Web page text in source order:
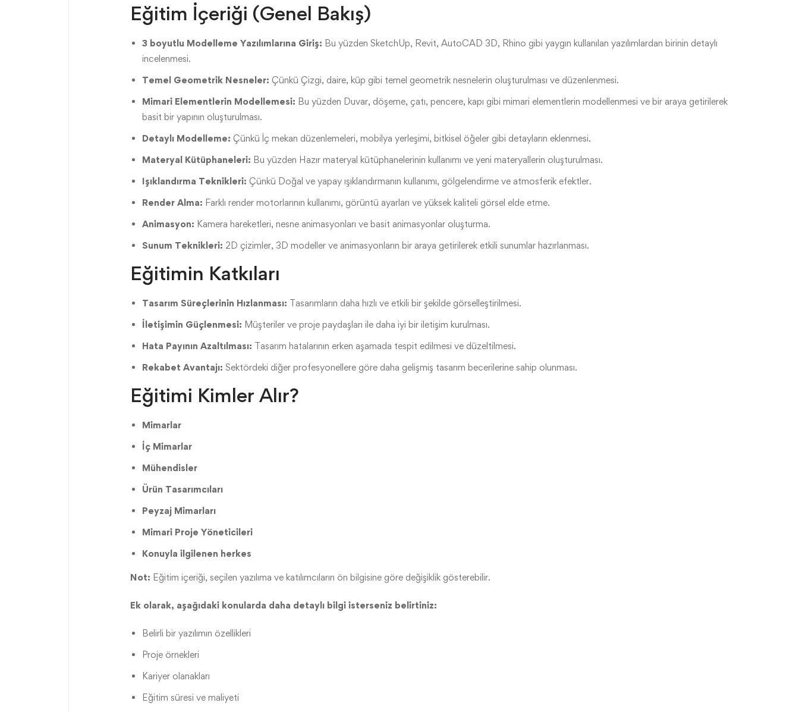
Eğitim İçeriği (Genel Bakış)
3 boyutlu Modelleme Yazılımlarına Giriş: Bu yüzden SketchUp, Revit, AutoCAD 3D, Rhino gibi yaygın kullanılan yazılımlardan birinin detaylı
incelenmesi.
Temel Geometrik Nesneler: Çünkü Çizgi, daire, küp gibi temel geometrik nesnelerin oluşturulması ve düzenlenmesi.
Mimari Elementlerin Modellemesi: Bu yüzden Duvar, döşeme, çatı, pencere, kapı gibi mimari elementlerin modellenmesi ve bir araya getirilerek
basit bir yapının oluşturulması.
Detaylı Modelleme: Çünkü İç mekan düzenlemeleri, mobilya yerleşimi, bitkisel öğeler gibi detayların eklenmesi.
Materyal Kütüphaneleri: Bu yüzden Hazır materyal kütüphanelerinin kullanımı ve yeni materyallerin oluşturulması.
Işıklandırma Teknikleri: Çünkü Doğal ve yapay ışıklandırmanın kullanımı, gölgelendirme ve atmosferik efektler.
Render Alma: Farklı render motorlarının kullanımı, görüntü ayarları ve yüksek kaliteli görsel elde etme.
Animasyon: Kamera hareketleri, nesne animasyonları ve basit animasyonlar oluşturma.
Sunum Teknikleri: 2D çizimler, 3D modeller ve animasyonların bir araya getirilerek etkili sunumlar hazırlanması.
Eğitimin Katkıları
Tasarım Süreçlerinin Hızlanması: Tasarımların daha hızlı ve etkili bir şekilde görselleştirilmesi.
İletişimin Güçlenmesi: Müşteriler ve proje paydaşları ile daha iyi bir iletişim kurulması.
Hata Payının Azaltılması: Tasarım hatalarının erken aşamada tespit edilmesi ve düzeltilmesi.
Rekabet Avantajı: Sektördeki diğer profesyonellere göre daha gelişmiş tasarım becerilerine sahip olunması.
Eğitimi Kimler Alır?
Mimarlar
İç Mimarlar
Mühendisler
Ürün Tasarımcıları
Peyzaj Mimarları
Mimari Proje Yöneticileri
Konuyla ilgilenen herkes
Not: Eğitim içeriği, seçilen yazılıma ve katılımcıların ön bilgisine göre değişiklik gösterebilir.
Ek olarak, aşağıdaki konularda daha detaylı bilgi isterseniz belirtiniz:
Belirli bir yazılımın özellikleri
Proje örnekleri
Kariyer olanakları
Eğitim süresi ve maliyeti